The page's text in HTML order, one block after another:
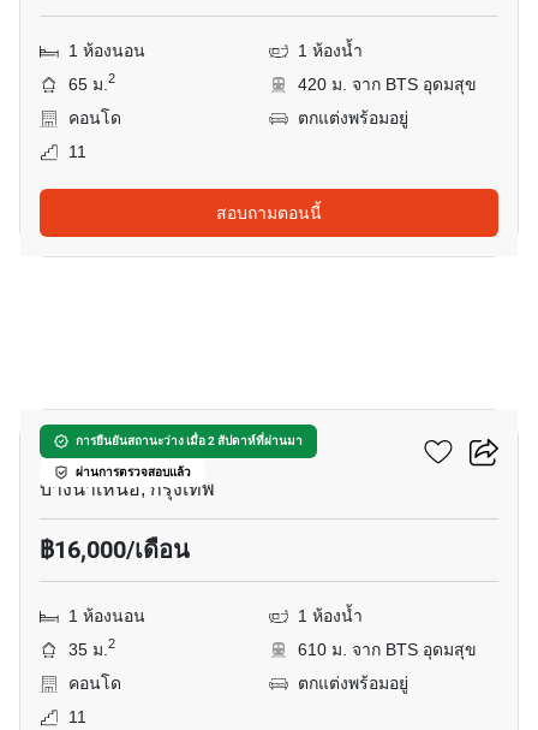
1 ห้องนอน
1 ห้องน้ำ
65 ม.2
420 ม. จาก BTS อุดมสุข
คอนโด
ตกแต่งพร้อมอยู่
11
สอบถามตอนนี้
การยืนยันสถานะว่าง เมื่อ 2 สัปดาห์ที่ผ่านมา
ผ่านการตรวจสอบแล้ว
เดอะ สกาย สุขุมวิท
บางนาเหนือ, กรุงเทพ
฿16,000/เดือน
1 ห้องนอน
1 ห้องน้ำ
35 ม.2
610 ม. จาก BTS อุดมสุข
คอนโด
ตกแต่งพร้อมอยู่
11